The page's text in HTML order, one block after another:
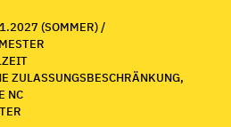
(SOMMER) /
ZULASSUNGSBESCHRÄNKUNG,
NC